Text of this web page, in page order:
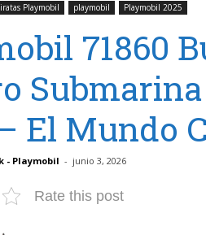
Playmobil playmobil Playmobil 2025
71860
El Mundo
- Playmobil - junio 3, 2026
Rate this post